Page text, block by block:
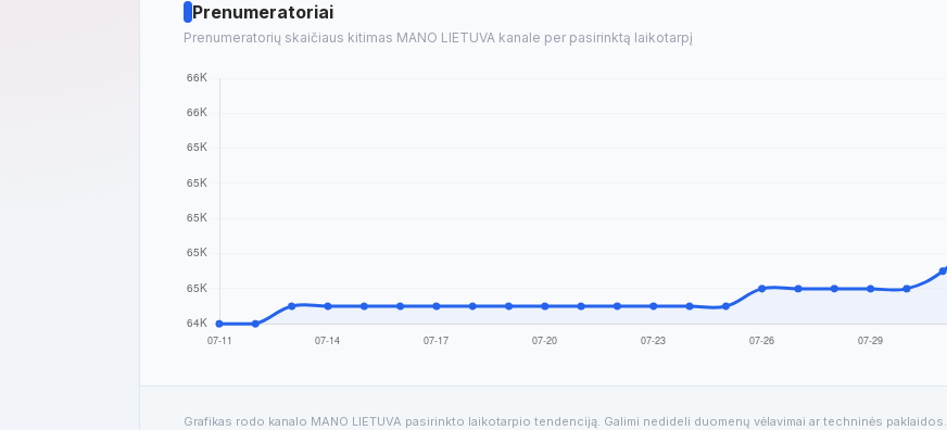
Prenumeratoriai
Prenumeratorių skaičiaus kitimas MANO LIETUVA kanale per pasirinktą laikotarpį
Grafikas rodo kanalo MANO LIETUVA pasirinkto laikotarpio tendenciją. Galimi nedideli duomenų vėlavimai ar techninės paklaidos.